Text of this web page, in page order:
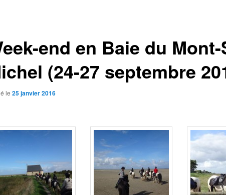
end en Baie du
(24-27 septembre
le 25 janvier 2016